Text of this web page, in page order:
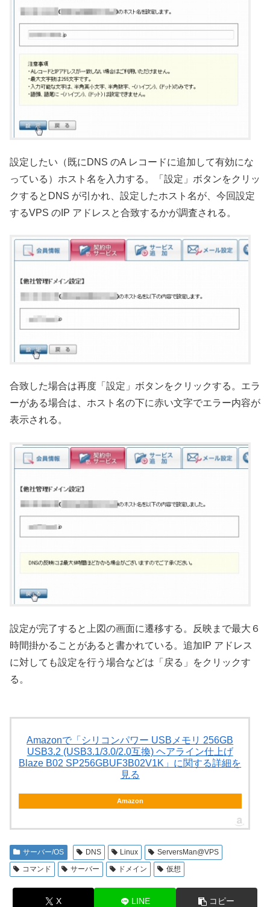
設定したい（既にDNS のA レコードに追加して有効にな
っている）ホスト名を入力する。「設定」ボタンをクリッ
クするとDNS が引かれ、設定したホスト名が、今回設定
するVPS のIP アドレスと合致するかが調査される。
合致した場合は再度「設定」ボタンをクリックする。エラ
ーがある場合は、ホスト名の下に赤い文字でエラー内容が
表示される。
設定が完了すると上図の画面に遷移する。反映まで最大６
時間掛かることがあると書かれている。追加IP アドレス
に対しても設定を行う場合などは「戻る」をクリックす
る。
Amazonで「シリコンパワー USBメモリ 256GB
USB3.2 (USB3.1/3.0/2.0互換) ヘアライン仕上げ
Blaze B02 SP256GBUF3B02V1K」に関する詳細を
見る
Amazon
サーバー/OS DNS Linux
ServersMan@VPS
コマンド
サーバー ドメイン 仮想
X LINE コピー